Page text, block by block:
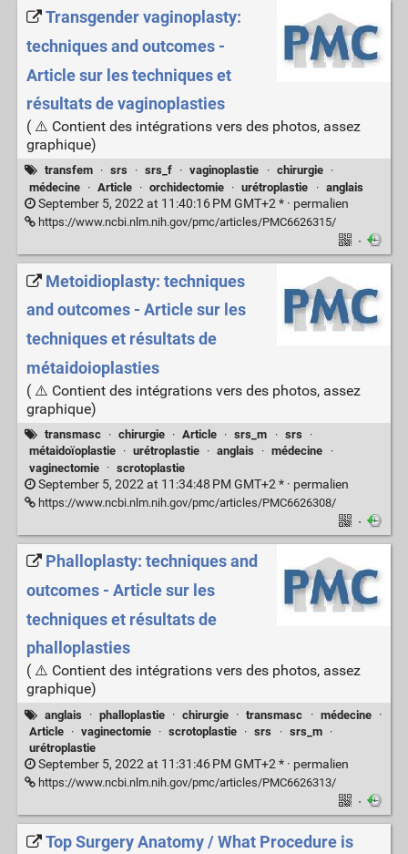
Transgender vaginoplasty:
techniques and outcomes -
Article sur les techniques et
résultats de vaginoplasties
( ⚠️ Contient des intégrations vers des photos, assez
graphique)
transfem · srs · srs_f · vaginoplastie · chirurgie
·
médecine
· Article · orchidectomie · urétroplastie · anglais
September 5, 2022 at 11:40:16 PM GMT+2 * · permalien
https://www.ncbi.nlm.nih.gov/pmc/articles/PMC6626315/
·
Metoidioplasty: techniques
and outcomes - Article sur les
techniques et résultats de
métaidoioplasties
( ⚠️ Contient des intégrations vers des photos, assez
graphique)
transmasc · chirurgie · Article · srs_m · srs
·
métaidoïoplastie
· urétroplastie · anglais · médecine
·
vaginectomie
· scrotoplastie
September 5, 2022 at 11:34:48 PM GMT+2 * · permalien
https://www.ncbi.nlm.nih.gov/pmc/articles/PMC6626308/
·
Phalloplasty: techniques and
outcomes - Article sur les
techniques et résultats de
phalloplasties
( ⚠️ Contient des intégrations vers des photos, assez
graphique)
anglais · phalloplastie · chirurgie · transmasc · médecine
·
Article
· vaginectomie · scrotoplastie · srs · srs_m
·
urétroplastie
September 5, 2022 at 11:31:46 PM GMT+2 * · permalien
https://www.ncbi.nlm.nih.gov/pmc/articles/PMC6626313/
·
Top Surgery Anatomy / What Procedure is